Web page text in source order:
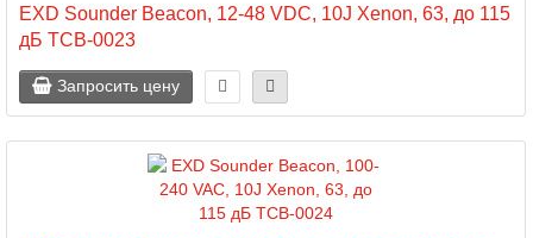
EXD Sounder Beacon, 12-48 VDC, 10J Xenon, 63, до 115
дБ TCB-0023
Запросить цену